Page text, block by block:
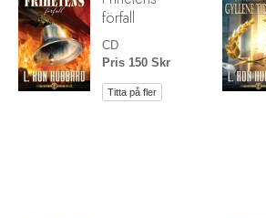
förfall
CD
Pris 150 Skr
Titta på fler